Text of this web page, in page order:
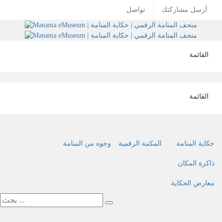
تواصل أرسل مشاركتك
Toggle
القائمة
Toggle
القائمة
حكاية المنامة المكتبة الرقمية وجوه من المنامة
ذاكرة المكان
معارض الحكاية